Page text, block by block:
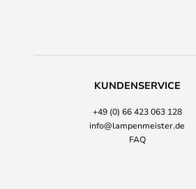
KUNDENSERVICE
+49 (0) 66 423 063 128
info@lampenmeister.de
FAQ